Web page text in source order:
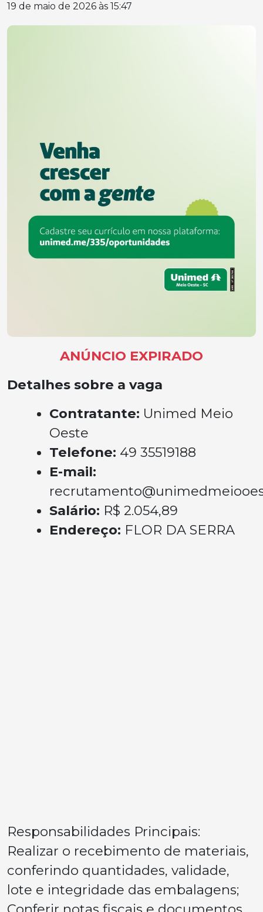
19 de maio de 2026 às 15:47
ANÚNCIO EXPIRADO
Detalhes sobre a vaga
Contratante: Unimed Meio
Oeste
Telefone: 49 35519188
E-mail:
Salário: R$ 2.054,89
Endereço: FLOR DA SERRA
Responsabilidades Principais:
Realizar o recebimento de materiais,
conferindo quantidades, validade,
lote e integridade das embalagens;